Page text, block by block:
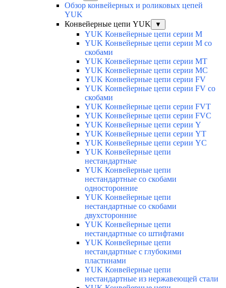
Обзор конвейерных и роликовых цепей
YUK
Конвейерные цепи YUK
▼
YUK Конвейерные цепи серии М
YUK Конвейерные цепи серии М со
скобами
YUK Конвейерные цепи серии МТ
YUK Конвейерные цепи серии МС
YUK Конвейерные цепи серии FV
YUK Конвейерные цепи серии FV со
скобами
YUK Конвейерные цепи серии FVT
YUK Конвейерные цепи серии FVC
YUK Конвейерные цепи серии Y
YUK Конвейерные цепи серии YТ
YUK Конвейерные цепи серии YС
YUK Конвейерные цепи
нестандартные
YUK Конвейерные цепи
нестандартные со скобами
односторонние
YUK Конвейерные цепи
нестандартные со скобами
двухсторонние
YUK Конвейерные цепи
нестандартные со штифтами
YUK Конвейерные цепи
нестандартные с глубокими
пластинами
YUK Конвейерные цепи
нестандартные из нержавеющей стали